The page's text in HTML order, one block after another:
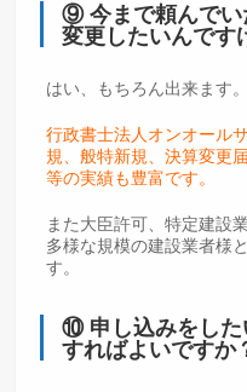
⑨ 今まで頼んでい
変更したいんです
はい、もちろん出来ます。
行政書士法人オンオール
規、般特新規、決算変更
等の実績も豊富です。
また大臣許可、特定建設
多様な規模の建設業者様
す。
⑩ 申し込みをした
すればよいですか